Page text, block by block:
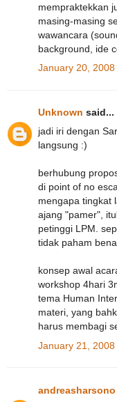
mempraktekkan
masing-masing
wawancara
background, ide
January 20, 2008
Unknown said...
jadi iri dengan
langsung :)
berhubung
di point of no
mengapa tingkat
ajang "pamer",
petinggi LPM.
tidak paham
konsep awal
workshop 4hari
tema Human
materi, yang
harus membagi
January 21, 2008
andreasharsono